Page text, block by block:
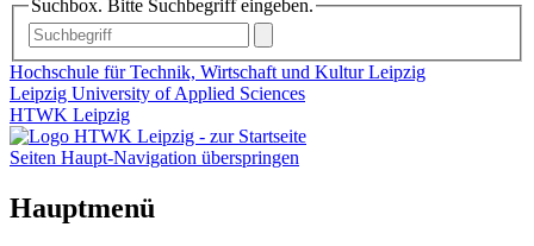
Suchbox. Bitte Suchbegriff eingeben.
Hochschule für Technik, Wirtschaft und Kultur Leipzig
Leipzig University of Applied Sciences
HTWK Leipzig
Seiten Haupt-Navigation überspringen
Hauptmenü